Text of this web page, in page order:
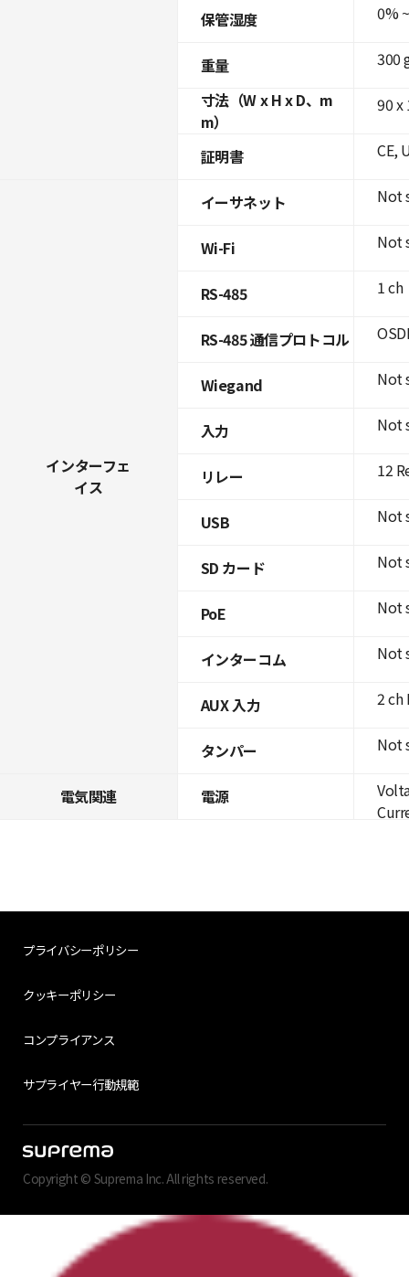
保管湿度
重量
寸法（W x H x D、m
m）
証明書
インターフェ
イス
イーサネット
Wi-Fi
RS-485
RS-485 通信プロトコル
Wiegand
入力
リレー
USB
SD カード
PoE
インターコム
AUX 入力
タンパー
電気関連 電源
0%
300
90 x
CE,
Not
Not
1 ch
Not
Not
12
Not
Not
Not
Not
2
Not
プライバシーポリシー
クッキーポリシー
コンプライアンス
サプライヤー行動規範
Copyright © Suprema Inc. All rights reserved.